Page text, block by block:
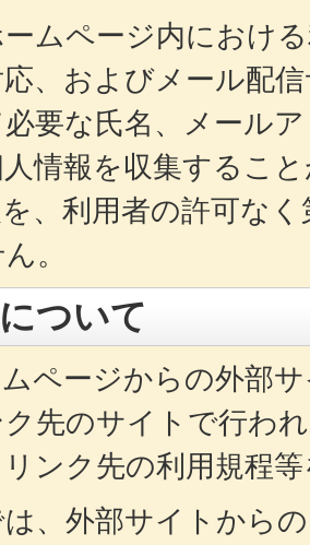
ムページ内におけ
、およびメール配
要な氏名、メール
情報を収集するこ
、利用者の許可な
。
ついて
ページからの外部
先のサイトで行わ
ンク先の利用規程
、外部サイトから